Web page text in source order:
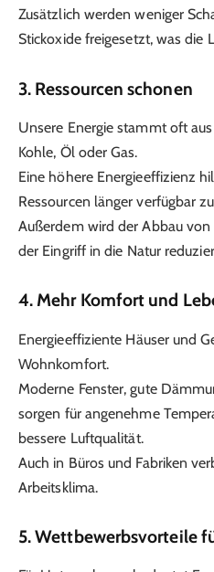
Zusätzlich werden weniger
Stickoxide freigesetzt, was die
3. Ressourcen schonen
Unsere Energie stammt oft
Kohle, Öl oder Gas.
Eine höhere Energieeffizienz
Ressourcen länger verfügbar
Außerdem wird der Abbau
der Eingriff in die Natur
4. Mehr Komfort und
Energieeffiziente Häuser und
Wohnkomfort.
Moderne Fenster, gute
sorgen für angenehme
bessere Luftqualität.
Auch in Büros und Fabriken
Arbeitsklima.
5.Wettbewerbsvorteile